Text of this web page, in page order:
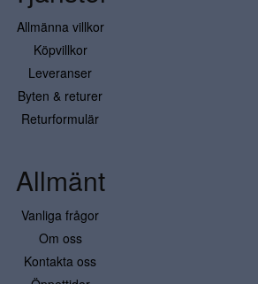
Allmänna villkor
Köpvillkor
Leveranser
Byten & returer
Returformulär
Allmänt
Vanliga frågor
Om oss
Kontakta oss